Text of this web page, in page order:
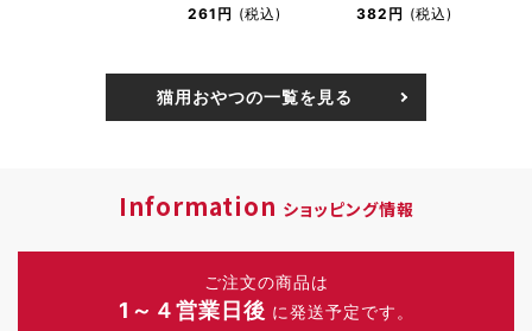
261円 (税込)
382円 (税込)
猫用おやつの一覧を見る
Information ショッピング情報
ご注文の商品は
1～４営業日後 に発送予定です。